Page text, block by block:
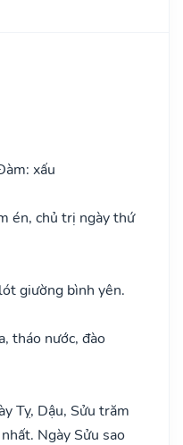
xấu
én, chủ trị ngày thứ
giường bình yên.
tháo nước, đào
Tỵ, Dậu, Sửu trăm
Ngày Sửu sao